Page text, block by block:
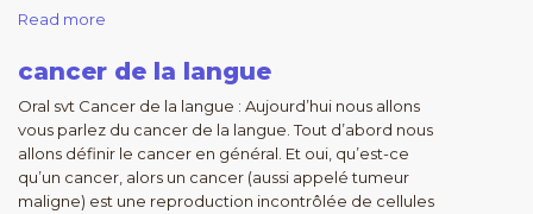
Read more
cancer de la langue
Oral svt Cancer de la langue : Aujourd’hui nous allons
vous parlez du cancer de la langue. Tout d’abord nous
allons définir le cancer en général. Et oui, qu’est-ce
qu’un cancer, alors un cancer (aussi appelé tumeur
maligne) est une reproduction incontrôlée de cellules